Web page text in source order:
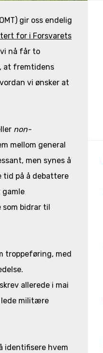
gir oss endelig
for i Forsvarets
nå får to
at fremtidens
vi ønsker at
non-
mellom general
men synes å
tid på å debattere
gamle
bidrar til
troppeføring, med
allerede i mai
lede militære
identifisere hvem